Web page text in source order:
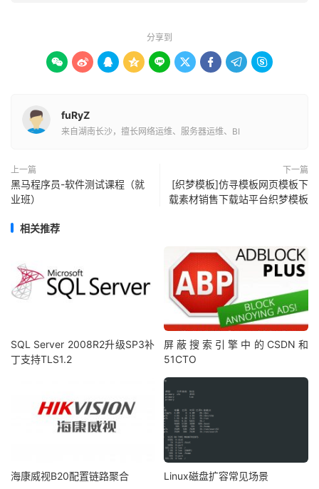
分享到
        
fuRyZ
来自湖南长沙，擅长网络运维、服务器运维、BI
上一篇
黑马程序员-软件测试课程（就
业班）
下一篇
[织梦模板]仿寻模板网页模板下
载素材销售下载站平台织梦模板
相关推荐
SQL Server 2008R2升级SP3补
丁支持TLS1.2
屏蔽搜索引擎中的CSDN和
51CTO
海康威视B20配置链路聚合 Linux磁盘扩容常见场景